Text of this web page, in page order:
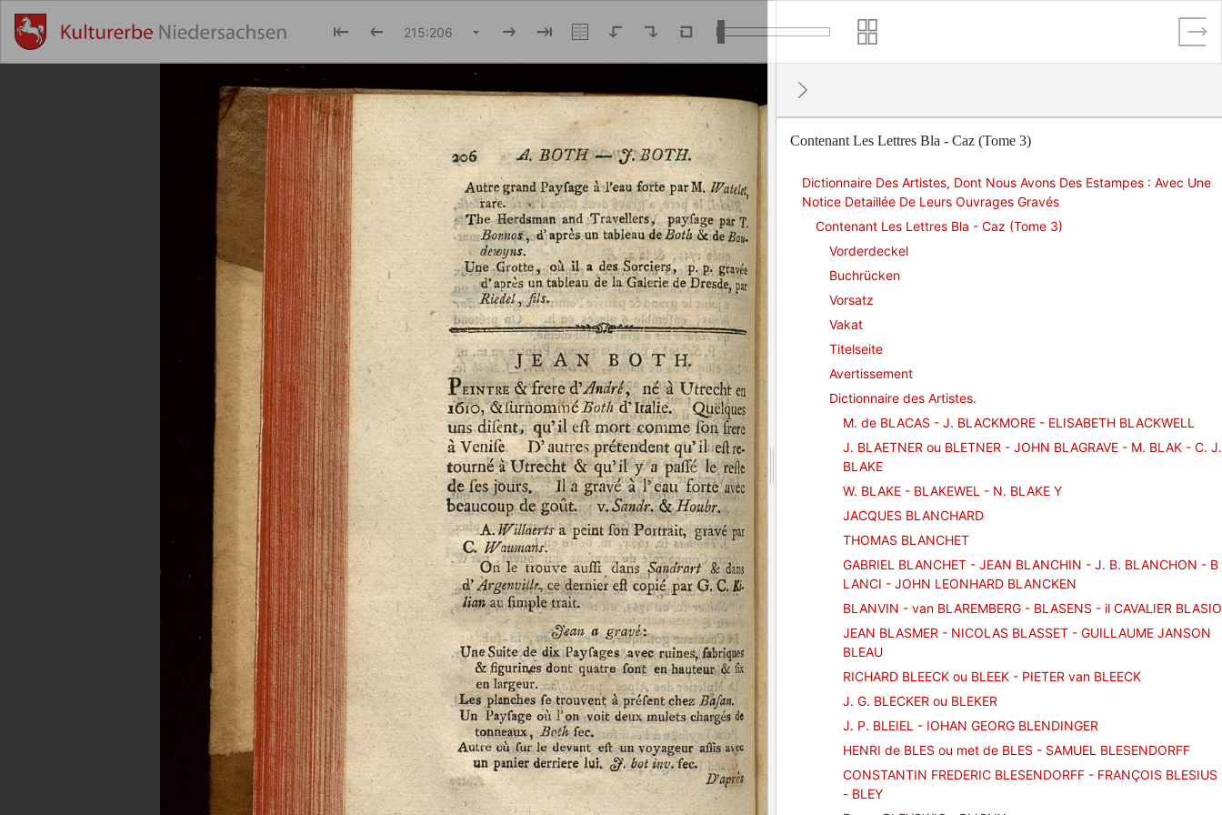
Contenant Les Lettres Bla - Caz (Tome 3)
Dictionnaire Des Artistes, Dont Nous Avons Des Estampes : Avec Une
Notice Detaillée De Leurs Ouvrages Gravés
Contenant Les Lettres Bla - Caz (Tome 3)
Vorderdeckel
Buchrücken
Vorsatz
Vakat
Titelseite
Avertissement
Dictionnaire des Artistes.
M. de BLACAS - J. BLACKMORE - ELISABETH BLACKWELL
J. BLAETNER ou BLETNER - JOHN BLAGRAVE - M. BLAK - C. J.
BLAKE
W. BLAKE - BLAKEWEL - N. BLAKE Y
JACQUES BLANCHARD
THOMAS BLANCHET
GABRIEL BLANCHET - JEAN BLANCHIN - J. B. BLANCHON - B
LANCI - JOHN LEONHARD BLANCKEN
BLANVIN - van BLAREMBERG - BLASENS - il CAVALIER BLASIO
JEAN BLASMER - NICOLAS BLASSET - GUILLAUME JANSON
BLEAU
RICHARD BLEECK ou BLEEK - PIETER van BLEECK
J. G. BLECKER ou BLEKER
J. P. BLEIEL - IOHAN GEORG BLENDINGER
HENRI de BLES ou met de BLES - SAMUEL BLESENDORFF
CONSTANTIN FREDERIC BLESENDORFF - FRANÇOIS BLESIUS
- BLEY